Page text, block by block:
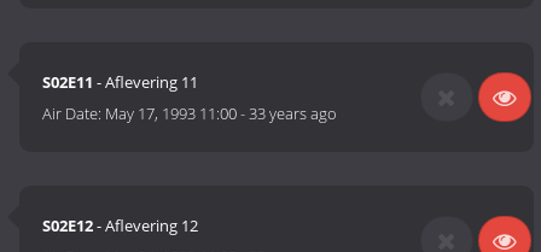
S02E11 - Aflevering 11
Air Date: May 17, 1993 11:00-33 years ago
S02E12- Aflevering 12